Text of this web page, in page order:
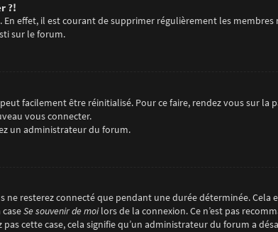
?!
effet, il est courant de supprimer régulièrement les
sur le forum.
facilement être réinitialisé. Pour ce faire, rendez vous sur la
vous connecter.
un administrateur du forum.
resterez connecté que pendant une durée déterminée. Cela
Se souvenir de moilors de la connexion. Ce n’est pas
cette case, cela signifie qu’un administrateur du forum a